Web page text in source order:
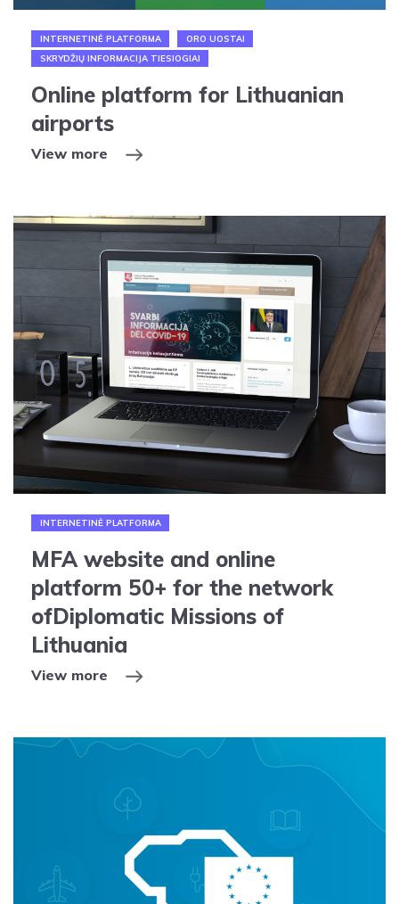
INTERNETINĖ PLATFORMA
ORO UOSTAI
SKRYDŽIŲ INFORMACIJA TIESIOGIAI
Online platform for Lithuanian
airports
View more
INTERNETINĖ PLATFORMA
MFA website and online
platform 50+ for the network
ofDiplomatic Missions of
Lithuania
View more